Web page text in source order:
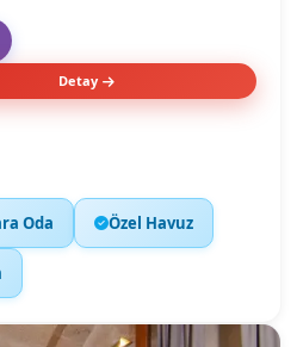
Detay
Oda Özel Havuz